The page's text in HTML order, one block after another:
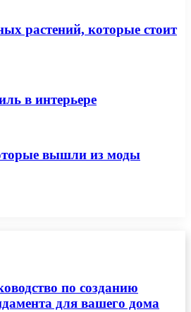
растений, которые стоит
в интерьере
вышли из моды
по созданию
для вашего дома